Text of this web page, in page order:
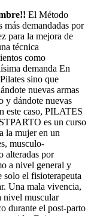
El Método
más demandadas por
para la mejora de
técnica
como
demanda En
sino que
nuevas armas
y dándote nuevas
este caso, PILATES
es un curso
la mujer en un
musculo-
alteradas por
a nivel general y
solo el fisioterapeuta
Una mala vivencia,
nivel muscular
durante el post-parto